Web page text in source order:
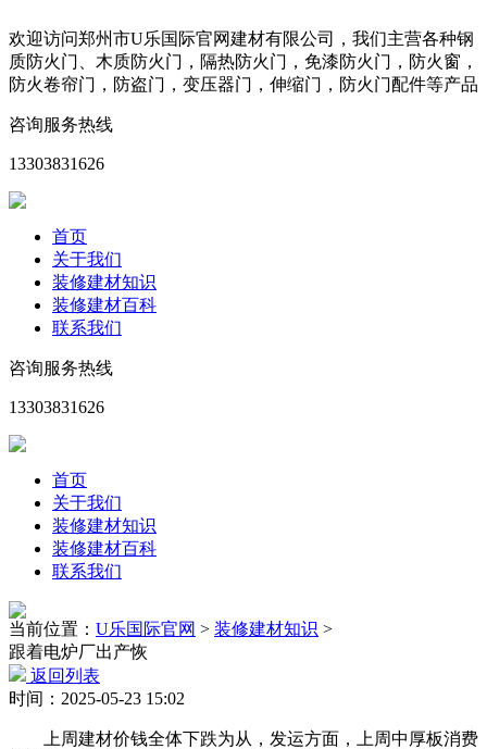
欢迎访问郑州市U乐国际官网建材有限公司，我们主营各种钢
质防火门、木质防火门，隔热防火门，免漆防火门，防火窗，
防火卷帘门，防盗门，变压器门，伸缩门，防火门配件等产品
咨询服务热线
13303831626
首页
关于我们
装修建材知识
装修建材百科
联系我们
咨询服务热线
13303831626
首页
关于我们
装修建材知识
装修建材百科
联系我们
当前位置： U乐国际官网 > 装修建材知识 >
跟着电炉厂出产恢
返回列表
时间：2025-05-23 15:02
上周建材价钱全体下跌为从，发运方面，上周中厚板消费